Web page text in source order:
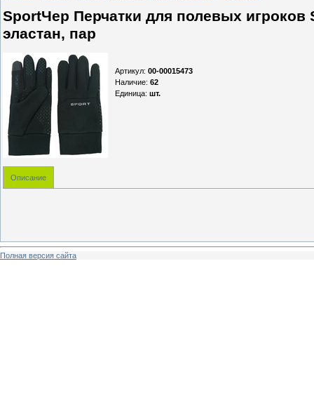
SportЧер Перчатки для полевых
эластан, пар
Артикул: 00-00015473
Наличие: 62
Единица: шт.
Описание
Полная версия сайта